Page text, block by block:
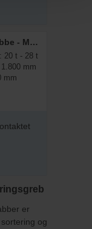
Epiroc Sorteregrabbe - MG 1800
t - 28 t
mm
mm
er
og